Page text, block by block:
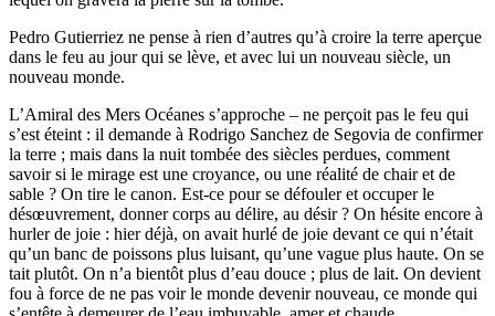
Pedro Gutierriez ne pense à rien d’autres qu’à croire la terre aperçue
dans le feu au jour qui se lève, et avec lui un nouveau siècle, un
nouveau monde.
L’Amiral des Mers Océanes s’approche – ne perçoit pas le feu qui
s’est éteint : il demande à Rodrigo Sanchez de Segovia de confirmer
la terre ; mais dans la nuit tombée des siècles perdues, comment
savoir si le mirage est une croyance, ou une réalité de chair et de
sable ? On tire le canon. Est-ce pour se défouler et occuper le
désœuvrement, donner corps au délire, au désir ? On hésite encore à
hurler de joie : hier déjà, on avait hurlé de joie devant ce qui n’était
qu’un banc de poissons plus luisant, qu’une vague plus haute. On se
tait plutôt. On n’a bientôt plus d’eau douce ; plus de lait. On devient
fou à force de ne pas voir le monde devenir nouveau, ce monde qui